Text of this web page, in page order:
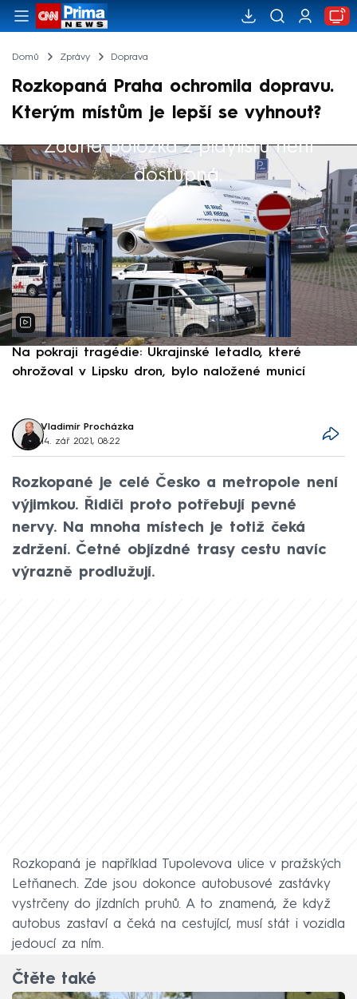
Domů Zprávy Doprava
Rozkopaná Praha ochromila dopravu.
Kterým místům je lepší se vyhnout?
Žádná položka z playlistu není
dostupná.
Výběr redakce
Na pokraji tragédie: Ukrajinské letadlo, které
ohrožoval v Lipsku dron, bylo naložené municí
Vladimír Procházka
14. zář 2021, 08:22
Rozkopané je celé Česko a metropole není
výjimkou. Řidiči proto potřebují pevné
nervy. Na mnoha místech je totiž čeká
zdržení. Četné objízdné trasy cestu navíc
výrazně prodlužují.
Rozkopaná je například Tupolevova ulice v pražských
Letňanech. Zde jsou dokonce autobusové zastávky
vystrčeny do jízdních pruhů. A to znamená, že když
autobus zastaví a čeká na cestující, musí stát i vozidla
jedoucí za ním.
Čtěte také